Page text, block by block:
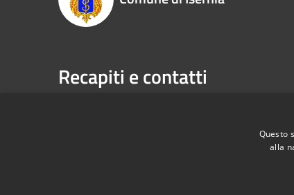
Recapiti e contatti
Pec:
Questo
alla